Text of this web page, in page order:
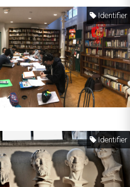
Identifier
Identifier